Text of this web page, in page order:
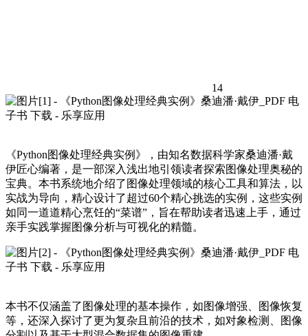
14
《Python图像处理经典实例》，由知名数据科学家桑迪潘·戴
伊匠心编著，是一部深入浅出地引领读者探索图像处理奥秘的
宝典。本书系统地介绍了图像处理领域的核心工具和算法，以
实战为导向，精心设计了超过60个精心挑选的实例，这些实例
如同一道道精心烹饪的“菜谱”，旨在帮助读者迅速上手，通过
亲手实践掌握图像分析与可视化的精髓。
本书不仅涵盖了图像处理的基本操作，如图像增强、图像恢复
等，还深入探讨了更为复杂且前沿的技术，如对象检测、图像